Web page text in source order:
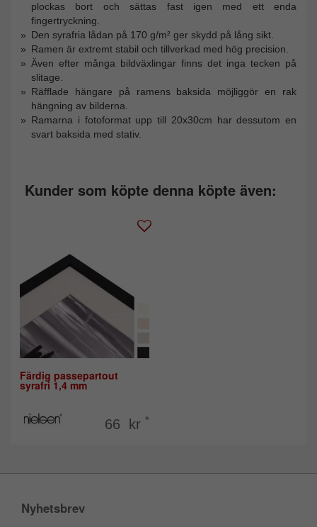
plockas bort och sättas fast igen med ett enda
fingertryckning.
Den syrafria lådan på 170 g/m² ger skydd på lång sikt.
Ramen är extremt stabil och tillverkad med hög precision.
Även efter många bildväxlingar finns det inga tecken på
slitage.
Räfflade hängare på ramens baksida möjliggör en rak
hängning av bilderna.
Ramarna i fotoformat upp till 20x30cm har dessutom en
svart baksida med stativ.
Kunder som köpte denna köpte även:
Färdig passepartout
syrafri 1,4 mm
66 kr *
Nyhetsbrev